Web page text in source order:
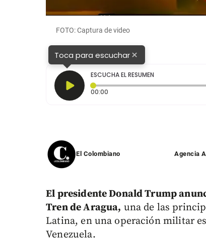
FOTO: Captura de video
Toca para escuchar×
ESCUCHA EL RESUMEN
00:00
El Colombiano Agencia
El presidente Donald Trump
Tren de Aragua, una de las
Latina, en una operación militar
Venezuela.